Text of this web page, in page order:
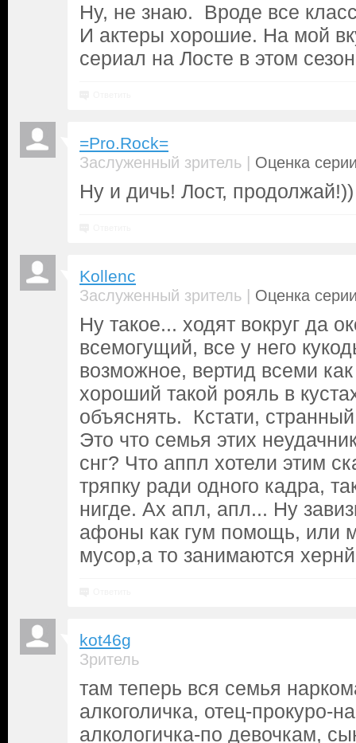
Ну, не знаю. Вроде все
И актеры хорошие. На мой
сериал на Лосте в этом
=Pro.Rock=
Заслуженный зритель | Оценка
Ну и дичь! Лост, продолжай!))
Kollenc
Заслуженный зритель | Оценка
Ну такое... ходят вокруг да
всемогущий, все у него
возможное, вертид всеми
хороший такой рояль в
объяснять. Кстати,
Это что семья этих
снг? Что аппл хотели этим
тряпку ради одного кадра,
нигде. Ах апл, апл... Ну
афоны как гум помощь, или
мусор,а то занимаются хернй
kot46g
Зритель
там теперь вся семья
алкоголичка, отец-прокуро-
алкологичка-по девочкам,